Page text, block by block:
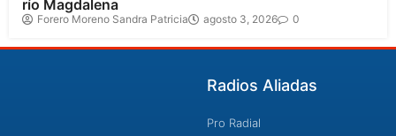
río Magdalena
Forero Moreno Sandra Patricia agosto 3, 2026 0
Radios Aliadas
Pro Radial